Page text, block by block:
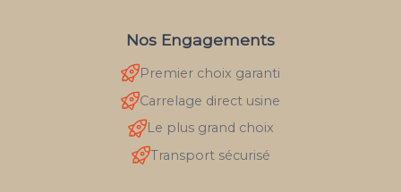
Nos Engagements
Premier choix garanti
Carrelage direct usine
Le plus grand choix
Transport sécurisé